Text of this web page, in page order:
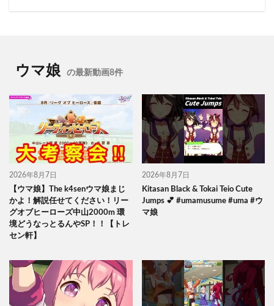
ウマ娘 の最新動画8件
2026年8月7日
【ウマ娘】The k4senウマ娘まじ
かよ！解説任せてください！リー
グオブヒーローズ中山2000m 環
境どうなっとるんやSP！！【トレ
セン軒】
2026年8月7日
Kitasan Black & Tokai Teio Cute
Jumps 💕 #umamusume #uma #ウ
マ娘